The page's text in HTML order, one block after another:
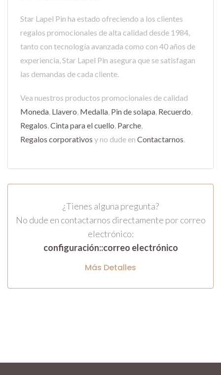
Star Lapel Pin ha estado ofreciendo a los clientes
regalos promocionales de alta calidad desde 1984,
tanto con tecnología avanzada como con 40 años de
experiencia, Star Lapel Pin asegura que se satisfagan
las demandas de cada cliente.
Vea nuestros productos promocionales de calidad
Moneda, Llavero, Medalla, Pin de solapa, Recuerdo,
Regalos,Cinta para el cuello, Parche,
Regalos corporativos y no dude en Contactarnos.
¿Tienes alguna pregunta?
No dude en contactarnos directamente por correo
electrónico:
configuración::correo electrónico
Más Detalles